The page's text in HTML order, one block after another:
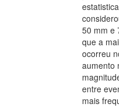
50 mm e
que a
ocorreu
aumento
entre
mais